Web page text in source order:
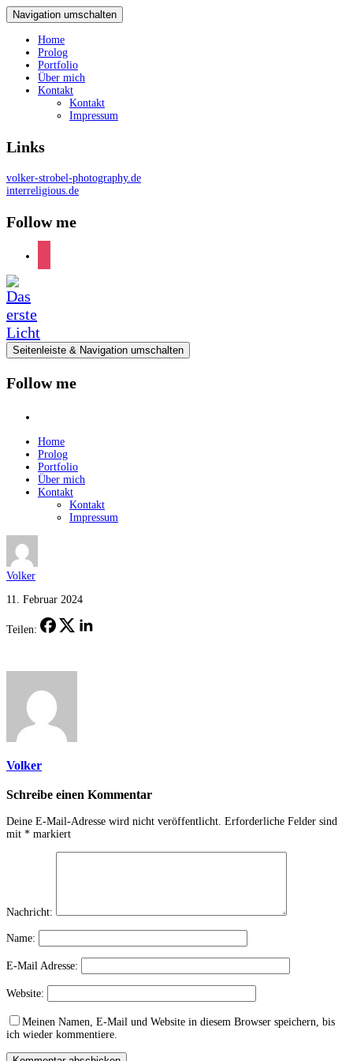
Navigation umschalten
Home
Prolog
Portfolio
Über mich
Kontakt
Kontakt
Impressum
Links
volker-strobel-photography.de
interreligious.de
Follow me
Seitenleiste & Navigation umschalten
Follow me
Home
Prolog
Portfolio
Über mich
Kontakt
Kontakt
Impressum
Volker
11. Februar 2024
Teilen:
Volker
Schreibe einen Kommentar
Deine E-Mail-Adresse wird nicht veröffentlicht. Erforderliche Felder sind
mit * markiert
Nachricht:
Name:
E-Mail Adresse:
Website:
Meinen Namen, E-Mail und Website in diesem Browser speichern, bis
ich wieder kommentiere.